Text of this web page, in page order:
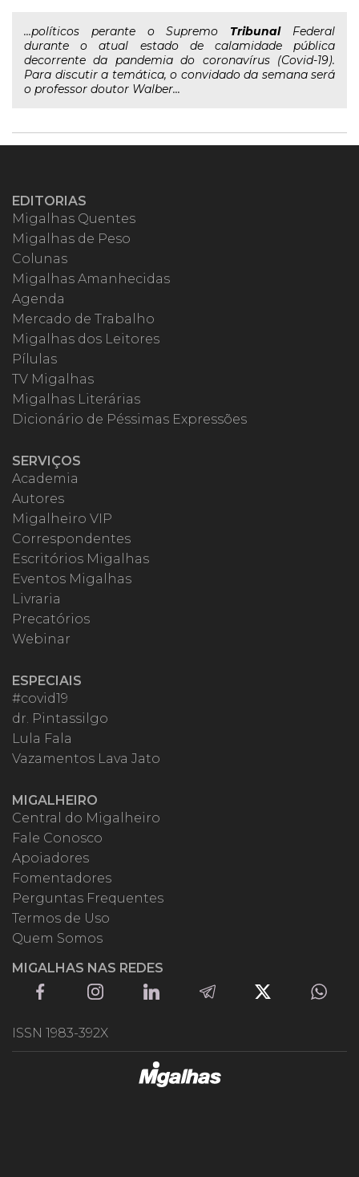
...políticos perante o Supremo TribunalFederal
durante o atual estado de calamidade pública
decorrente da pandemia do coronavírus (Covid-19).
Para discutir a temática, o convidado da semana será
o professor doutor Walber...
EDITORIAS
Migalhas Quentes
Migalhas de Peso
Colunas
Migalhas Amanhecidas
Agenda
Mercado de Trabalho
Migalhas dos Leitores
Pílulas
TV Migalhas
Migalhas Literárias
Dicionário de Péssimas Expressões
SERVIÇOS
Academia
Autores
Migalheiro VIP
Correspondentes
Escritórios Migalhas
Eventos Migalhas
Livraria
Precatórios
Webinar
ESPECIAIS
#covid19
dr. Pintassilgo
Lula Fala
Vazamentos Lava Jato
MIGALHEIRO
Central do Migalheiro
Fale Conosco
Apoiadores
Fomentadores
Perguntas Frequentes
Termos de Uso
Quem Somos
MIGALHAS NAS REDES
ISSN 1983-392X